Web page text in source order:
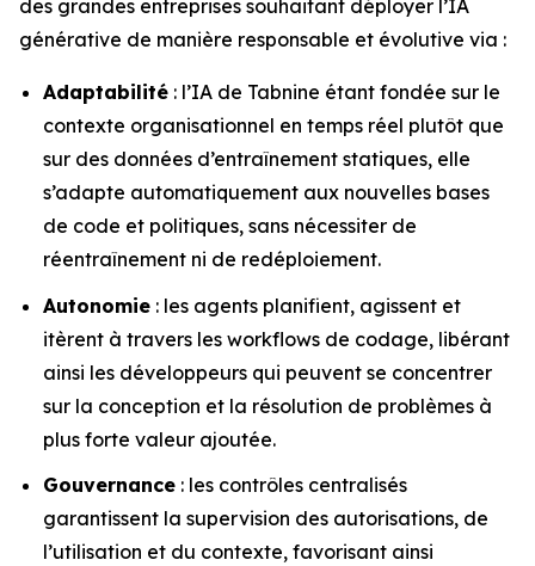
des grandes entreprises souhaitant déployer l’IA
générative de manière responsable et évolutive via :
Adaptabilité : l’IA de Tabnine étant fondée sur le
contexte organisationnel en temps réel plutôt que
sur des données d’entraînement statiques, elle
s’adapte automatiquement aux nouvelles bases
de code et politiques, sans nécessiter de
réentraînement ni de redéploiement.
Autonomie : les agents planifient, agissent et
itèrent à travers les workflows de codage, libérant
ainsi les développeurs qui peuvent se concentrer
sur la conception et la résolution de problèmes à
plus forte valeur ajoutée.
Gouvernance : les contrôles centralisés
garantissent la supervision des autorisations, de
l’utilisation et du contexte, favorisant ainsi